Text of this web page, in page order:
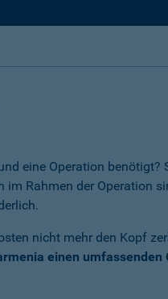
eine Operation benötigt?
Rahmen der Operation
nicht mehr den Kopf
einen umfassenden